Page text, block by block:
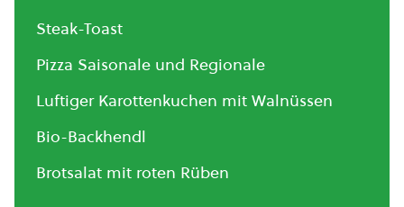
Steak-Toast
Pizza Saisonale und Regionale
Luftiger Karottenkuchen mit Walnüssen
Bio-Backhendl
Brotsalat mit roten Rüben